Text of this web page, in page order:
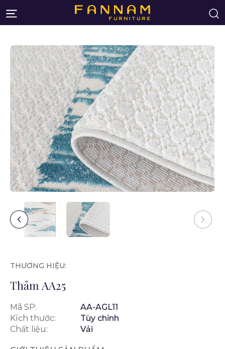
THƯƠNG HIỆU:
Thảm AA25
Mã SP:
AA-AGL11
Kích thước:
Tùy chỉnh
Chất liệu:
Vải